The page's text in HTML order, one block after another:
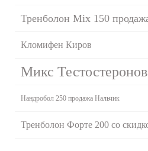
Тренболон Mix 150
Кломифен Киров
Микс
Нандробол 250 продажа Нальчик
Тренболон Форте 200 со